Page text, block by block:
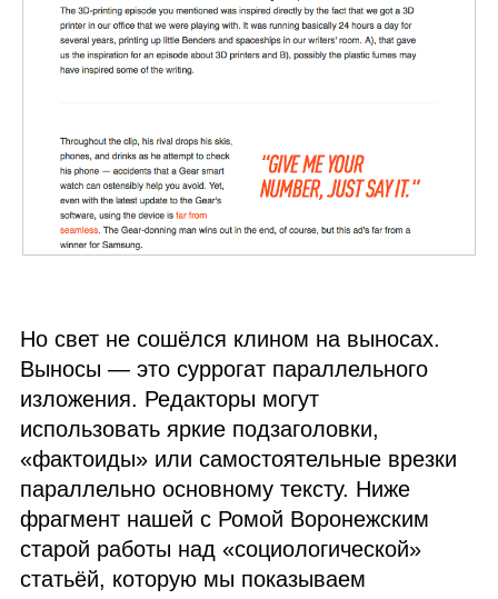
Но свет не сошёлся клином на выносах.
Выносы — это суррогат параллельного
изложения. Редакторы могут
использовать яркие подзаголовки,
«фактоиды» или самостоятельные врезки
параллельно основному тексту. Ниже
фрагмент нашей с Ромой Воронежским
старой работы над «социологической»
статьёй, которую мы показываем